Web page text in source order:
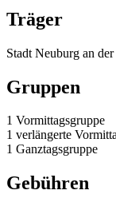
Träger
Stadt Neuburg an
Gruppen
1 Vormittagsgruppe
1 verlängerte
1 Ganztagsgruppe
Gebühren